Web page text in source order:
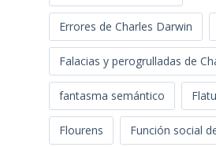
Errores de Charles Darwin
Falacias y perogrulladas de
fantasma semántico
Flourens Función social